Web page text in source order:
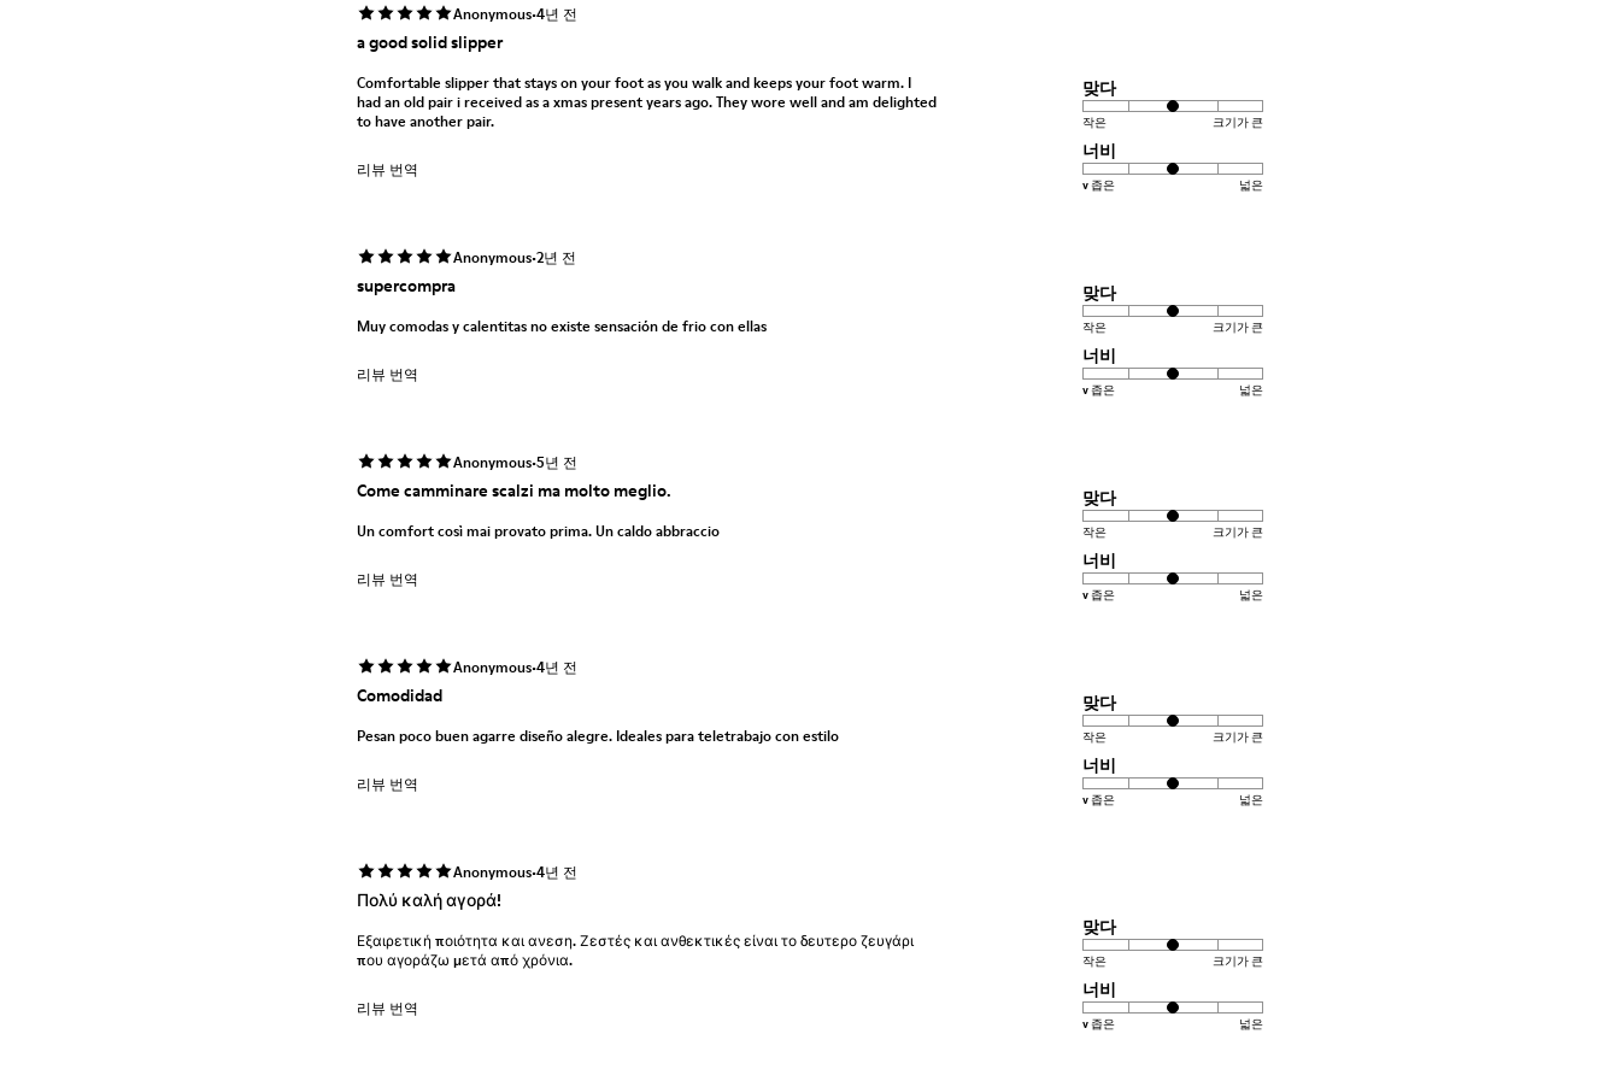
Anonymous·4년 전
a good solid slipper
Comfortable slipper that stays on your foot as you walk and keeps your foot warm. I
had an old pair i received as a xmas present years ago. They wore well and am delighted
to have another pair.
리뷰 번역
맞다
작은 크기가 큰
너비
v 좁은 넓은
Anonymous·2년 전
supercompra
Muy comodas y calentitas no existe sensación de frio con ellas
리뷰 번역
맞다
작은 크기가 큰
너비
v 좁은 넓은
Anonymous·5년 전
Come camminare scalzi ma molto meglio.
Un comfort così mai provato prima. Un caldo abbraccio
리뷰 번역
맞다
작은 크기가 큰
너비
v 좁은 넓은
Anonymous·4년 전
Comodidad
Pesan poco buen agarre diseño alegre. Ideales para teletrabajo con estilo
리뷰 번역
맞다
작은 크기가 큰
너비
v 좁은 넓은
Anonymous·4년 전
Πολύ καλή αγορά!
Εξαιρετική ποιότητα και ανεση. Ζεστές και ανθεκτικές είναι το δευτερο ζευγάρι
που αγοράζω μετά από χρόνια.
리뷰 번역
맞다
작은 크기가 큰
너비
v 좁은 넓은